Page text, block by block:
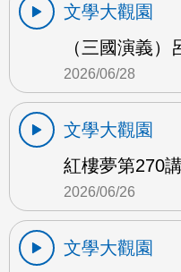
文學大觀園
（三國演義
2026/06/28
文學大觀園
紅樓夢第270
2026/06/26
文學大觀園